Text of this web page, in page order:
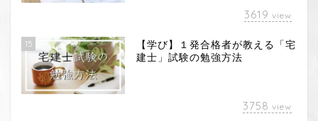
3619 view
15
【学び】１発合格者が教える「宅
建士」試験の勉強方法
3758 view